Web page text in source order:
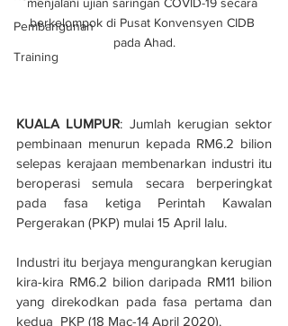
Pembangunan
Training
menjalani ujian saringan COVID-19 secara
berkelompok di Pusat Konvensyen CIDB
pada Ahad.
KUALA LUMPUR: Jumlah kerugian sektor
pembinaan menurun kepada RM6.2 bilion
selepas kerajaan membenarkan industri itu
beroperasi semula secara berperingkat
pada fasa ketiga Perintah Kawalan
Pergerakan (PKP) mulai 15 April lalu.
Industri itu berjaya mengurangkan kerugian
kira-kira RM6.2 bilion daripada RM11 bilion
yang direkodkan pada fasa pertama dan
kedua  PKP (18 Mac-14 April 2020).